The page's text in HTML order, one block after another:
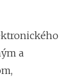
a